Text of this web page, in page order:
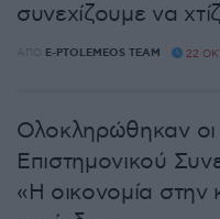
συνεχίζουμε να
ΑΠΌ E-PTOLEMEOS TEAM 22
Ολοκληρώθηκαν οι
Επιστημονικού
«Η οικονομία στην